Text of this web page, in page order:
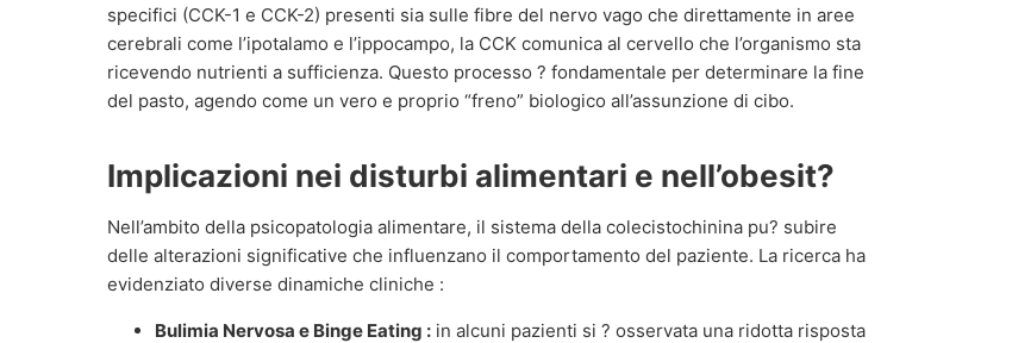
specifici (CCK-1 e CCK-2) presenti sia sulle fibre del nervo vago che direttamente in aree
cerebrali come l’ipotalamo e l’ippocampo, la CCK comunica al cervello che l’organismo sta
ricevendo nutrienti a sufficienza. Questo processo ? fondamentale per determinare la fine
del pasto, agendo come un vero e proprio “freno” biologico all’assunzione di cibo.
Implicazioni nei disturbi alimentari e nell’obesit?
Nell’ambito della psicopatologia alimentare, il sistema della colecistochinina pu? subire
delle alterazioni significative che influenzano il comportamento del paziente. La ricerca ha
evidenziato diverse dinamiche cliniche :
Bulimia Nervosa e Binge Eating : in alcuni pazienti si ? osservata una ridotta risposta